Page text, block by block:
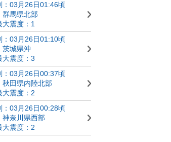
：03月26日01:46頃
群馬県北部
大震度：1
：03月26日01:10頃
茨城県沖
大震度：3
：03月26日00:37頃
秋田県内陸北部
大震度：2
：03月26日00:28頃
神奈川県西部
大震度：2